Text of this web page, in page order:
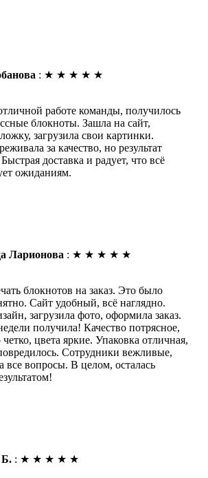
: ★ ★ ★ ★ ★
работе команды, получилось
блокноты. Зашла на сайт,
загрузила свои картинки.
за качество, но результат
доставка и радует, что всё
ожиданиям.
Ларионова : ★ ★ ★ ★ ★
блокнотов на заказ. Это было
Сайт удобный, всё наглядно.
загрузила фото, оформила заказ.
получила! Качество потрясное,
четко, цвета яркие. Упаковка отличная,
Сотрудники вежливые,
все вопросы. В целом, осталась
Б. : ★ ★ ★ ★ ★